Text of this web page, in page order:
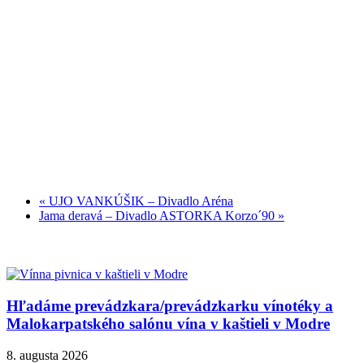
« UJO VANKÚŠIK – Divadlo Aréna
Jama deravá – Divadlo ASTORKA Korzo´90 »
Hľadáme prevádzkara/prevádzkarku vínotéky a
Malokarpatského salónu vína v kaštieli v Modre
8. augusta 2026